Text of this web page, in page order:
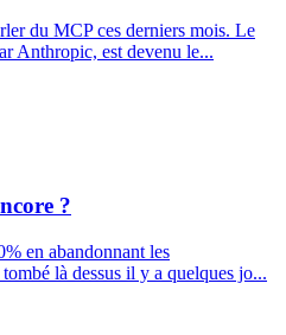
du MCP ces derniers mois. Le
Anthropic, est devenu le...
?
en abandonnant les
là dessus il y a quelques jo...